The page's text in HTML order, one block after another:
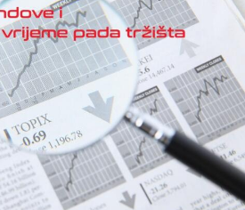
sektora u zemlji.
REKLAMA